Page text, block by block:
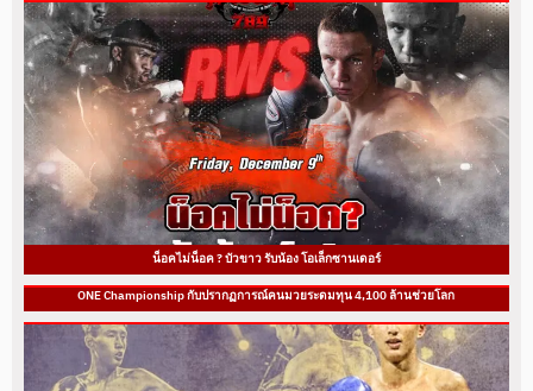
น็อคไม่น็อค ? บัวขาว รับน้อง โอเล็กซานเดอร์
ONE Championship กับปรากฏการณ์คนมวยระดมทุน 4,100 ล้านช่วยโลก